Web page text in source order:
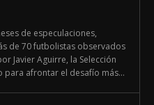
de especulaciones,
de 70 futbolistas observados
Javier Aguirre, la Selección
para afrontar el desafío más...